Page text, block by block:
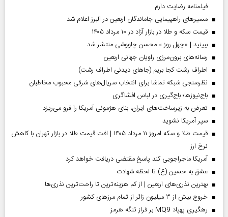
فیلمنامه رضایت دارم
مسیر‌های راهپیمایی جاماندگان اربعین در البرز اعلام شد
قیمت سکه و طلا در بازار آزاد در ۱۰ مرداد ۱۴۰۵
ببینید | «چهل روز » محسن چاووشی منتشر شد
رسانه‌های برون‌مرزی راویان جهانی اربعین
اطراف رشت کجا بریم (جاهای دیدنی اطراف رشت)
نظرسنجی شبکه تماشا برای انتخاب سریال‌های شرقی محبوب مخاطبان
باج‌نیوزها؛ باج‌گیری در لباس افشاگری
تعرض به زیرساخت‌های ایران، بنای هژمونی آمریکا را فرو می‌ریزد
سپر آمریکا نشوید
قیمت طلا و سکه امروز ۱۱ مرداد ۱۴۰۵ | افت قیمت طلا در بازار تهران با کاهش
نرخ ارز
آمریکا ماجراجویی کند پاسخ مقتضی دریافت خواهد کرد
عشق به حسین (ع) تا لحظه شهادت
بهترین نذری‌های اربعین | از کم هزینه‌ترین تا راحت‌ترین نذری‌ها
خروج بیش از ۳ میلیون زائر از تمام مرز‌های کشور
رهگیری پهپاد MQ9 بر فراز تنگه هرمز